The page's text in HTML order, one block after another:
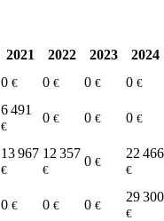
2021 2022 2023
2024
0 € 0 € 0 € 0 €
6 491
€
0 € 0 € 0 €
13 967
€
12 357
€
0 €
22 466
€
0 € 0 € 0 €
29 300
€